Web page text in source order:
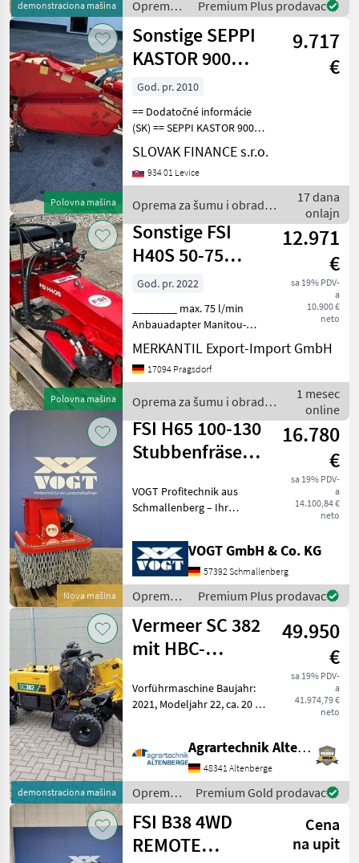
demonstraciona mašina
Deutsch
Oprema
za šumu i
obradu
drveta /
FSI
Premium Plus prodavac
Polovna mašina
Sonstige SEPPI
KASTOR 900
nesená pňová
fréza za traktor
V
9.717
€
God. pr. 2010
== Dodatočné informácie
(SK) == SEPPI KASTOR 900
r.v. 2010, nesená pňová
fréza za traktor, 98 kW,
váha: 1.037 kg, trojbodový
vľavo 55 cm, oc
SLOVAK FINANCE s.r.o.
934 01 Levice
Oprema za šumu i obradu
drveta / Sonstige
17 dana
onlajn
Polovna mašina
Sonstige FSI
H40S 50-75
Stubbenfräse
12.971
€
sa 19% PDV-
a
10.900 €
neto
God. pr. 2022
________ max. 75 l/min
Anbauadapter Manitou-
Aufnahme (auf Wunsch
tauschbar) Gewicht: 200 kg
Anschlüsse: 1x EW 1x
guter Zustand, nur wen
MERKANTIL Export-Import GmbH
17094 Pragsdorf
Oprema za šumu i obradu
drveta / Sonstige
1 mesec
online
Nova mašina
FSI H65 100-130
Stubbenfräse
16.780
€
sa 19% PDV-
a
14.100,84 €
neto
VOGT Profitechnik aus
Schmallenberg – Ihr
professionelle
Landschaftspflegetechnik =
Mehrere VOGT-Standorte +
100 Servicepartner in
Deutsch
VOGT GmbH & Co. KG
57392 Schmallenberg
Oprema
za šumu i
obradu
drveta /
FSI
Premium Plus prodavac
demonstraciona mašina
Vermeer SC 382
mit HBC-
49.950
€
sa 19% PDV-
a
41.974,79 €
neto
Vorführmaschine Baujahr:
2021, Modeljahr 22, ca. 20 h
einfache und sichere
Bedienung aus der
Entfernung • 27, 6 k
Agrartechnik Altenberge GmbH
48341 Altenberge
Oprema
za šumu i
obradu
drveta /
Vermeer
Premium Gold prodavac
FSI B38 4WD
REMOTE
Cena
na upit